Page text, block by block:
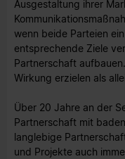
Ausgestaltung ihrer
wenn beide Parteien
entsprechende Ziele
Partnerschaft
Wirkung erzielen als
Über 20 Jahre an der
Partnerschaft mit
langlebige
und Projekte auch